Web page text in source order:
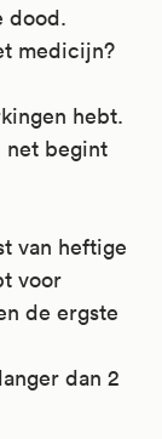
rol bij
en bij
bij
bepaalde
en bij
(OCD),
wordt
en bij
en bij
en
wordt
en bij
dood.
medicijn?
hebt.
net begint
van heftige
voor
de ergste
dan 2